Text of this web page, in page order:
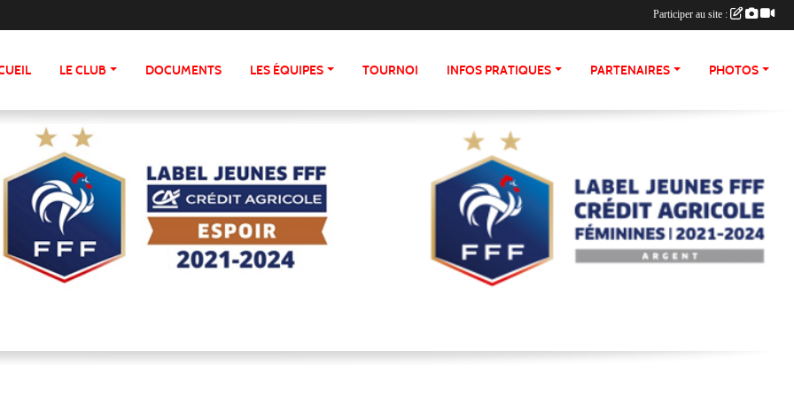
LE CLUB DOCUMENTS LES ÉQUIPES TOURNOI INFOS PRATIQUES PARTENAIRES PHOTOS
Participer au site :